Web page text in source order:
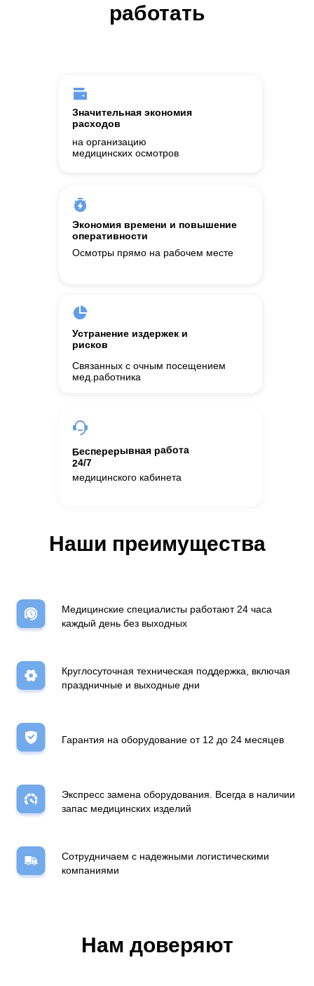
работать
Значительная экономия
расходов
на организацию
медицинских осмотров
Устранение издержек и
рисков
Связанных с очным посещением
мед.работника
Бесперерывная работа
24/7
медицинского кабинета
Осмотры прямо на рабочем месте
Экономия времени и повышение
оперативности
Наши преимущества
Медицинские специалисты работают 24 часа
каждый день без выходных
Круглосуточная техническая поддержка, включая
праздничные и выходные дни
Гарантия на оборудование от 12 до 24 месяцев
Экспресс замена оборудования. Всегда в наличии
запас медицинских изделий
Сотрудничаем с надежными логистическими
компаниями
Нам доверяют